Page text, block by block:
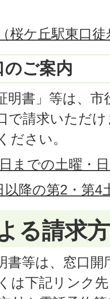
桜ケ丘駅東口徒
のご案内
明書」等は、
で請求いただ
ださい。
までの土曜・
以降の第2・第4
る請求
書等は、窓口
は下記リンク